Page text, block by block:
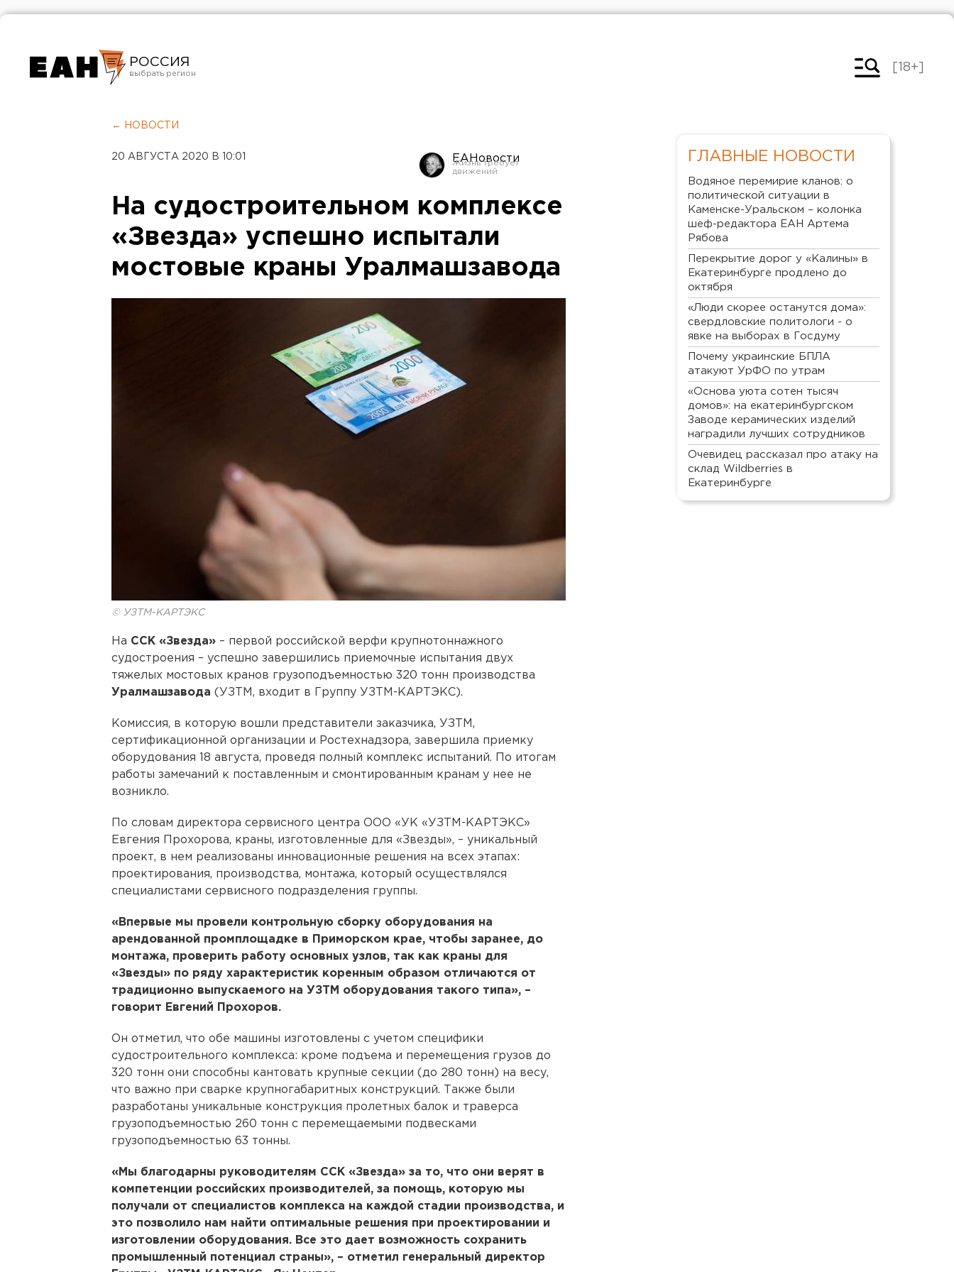
РОССИЯ
Челябинск
[18+]
← НОВОСТИ
20 АВГУСТА 2020 В 10:01 ЕАНовости
На судостроительном комплексе
«Звезда» успешно испытали
мостовые краны Уралмашзавода
© УЗТМ-КАРТЭКС
На ССК «Звезда» – первой российской верфи крупнотоннажного
судостроения – успешно завершились приемочные испытания двух
тяжелых мостовых кранов грузоподъемностью 320 тонн производства
Уралмашзавода (УЗТМ, входит в Группу УЗТМ-КАРТЭКС).
Комиссия, в которую вошли представители заказчика, УЗТМ,
сертификационной организации и Ростехнадзора, завершила приемку
оборудования 18 августа, проведя полный комплекс испытаний. По итогам
работы замечаний к поставленным и смонтированным кранам у нее не
возникло.
По словам директора сервисного центра ООО «УК «УЗТМ-КАРТЭКС»
Евгения Прохорова, краны, изготовленные для «Звезды», – уникальный
проект, в нем реализованы инновационные решения на всех этапах:
проектирования, производства, монтажа, который осуществлялся
специалистами сервисного подразделения группы.
«Впервые мы провели контрольную сборку оборудования на
арендованной промплощадке в Приморском крае, чтобы заранее, до
монтажа, проверить работу основных узлов, так как краны для
«Звезды» по ряду характеристик коренным образом отличаются от
традиционно выпускаемого на УЗТМ оборудования такого типа», –
говорит Евгений Прохоров.
Он отметил, что обе машины изготовлены с учетом специфики
судостроительного комплекса: кроме подъема и перемещения грузов до
320 тонн они способны кантовать крупные секции (до 280 тонн) на весу,
что важно при сварке крупногабаритных конструкций. Также были
разработаны уникальные конструкция пролетных балок и траверса
грузоподъемностью 260 тонн с перемещаемыми подвесками
грузоподъемностью 63 тонны.
«Мы благодарны руководителям ССК «Звезда» за то, что они верят в
компетенции российских производителей, за помощь, которую мы
получали от специалистов комплекса на каждой стадии производства, и
это позволило нам найти оптимальные решения при проектировании и
изготовлении оборудования. Все это дает возможность сохранить
промышленный потенциал страны», – отметил генеральный директор
ГЛАВНЫЕ НОВОСТИ
Водяное перемирие кланов: о
политической ситуации в
Каменске-Уральском – колонка
шеф-редактора ЕАН Артема
Рябова
Перекрытие дорог у «Калины» в
Екатеринбурге продлено до
октября
«Люди скорее останутся дома»:
свердловские политологи - о
явке на выборах в Госдуму
Почему украинские БПЛА
атакуют УрФО по утрам
«Основа уюта сотен тысяч
домов»: на екатеринбургском
Заводе керамических изделий
наградили лучших сотрудников
Очевидец рассказал про атаку на
склад Wildberries в
Екатеринбурге